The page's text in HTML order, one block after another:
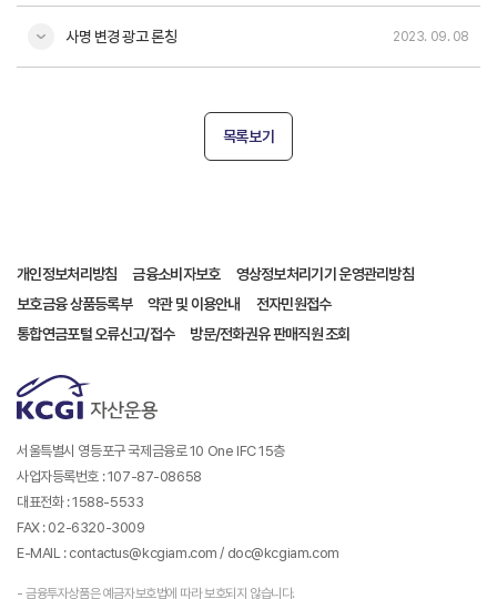
사명 변경 광고 론칭 2023. 09. 08
목록보기
개인정보처리방침 금융소비자보호
영상정보처리기기 운영관리방침
보호금융 상품등록부
약관 및 이용안내
전자민원접수
통합연금포털 오류신고/접수
방문/전화권유 판매직원 조회
서울특별시 영등포구 국제금융로 10 One IFC 15층
사업자등록번호 : 107-87-08658
대표전화 : 1588-5533
FAX : 02-6320-3009
E-MAIL : contactus@kcgiam.com / doc@kcgiam.com
- 금융투자상품은 예금자보호법에 따라 보호되지 않습니다.